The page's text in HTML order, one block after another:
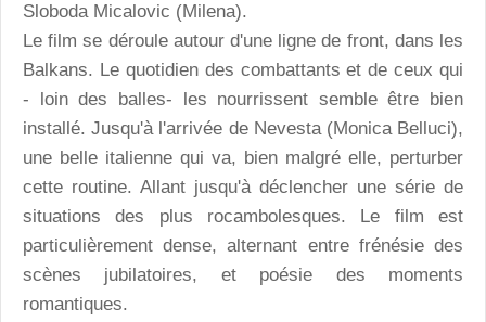
Sloboda Micalovic (Milena).
Le film se déroule autour d'une ligne de front, dans les
Balkans. Le quotidien des combattants et de ceux qui
- loin des balles- les nourrissent semble être bien
installé. Jusqu'à l'arrivée de Nevesta (Monica Belluci),
une belle italienne qui va, bien malgré elle, perturber
cette routine. Allant jusqu'à déclencher une série de
situations des plus rocambolesques. Le film est
particulièrement dense, alternant entre frénésie des
scènes jubilatoires, et poésie des moments
romantiques.